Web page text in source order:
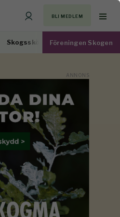
BLI MEDLEM
Skogsskötsel Virkesmarknad
Föreningen Skogen